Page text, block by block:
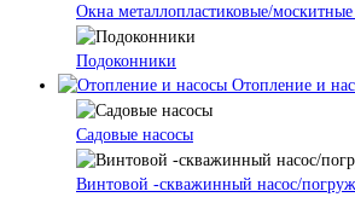
Окна металлопластиковые/москитные
Подоконники
Отопление и
Cадовые насосы
Винтовой -скважинный насос/